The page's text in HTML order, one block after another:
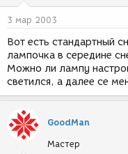
м
ы
д
а
и
я
3 мар 2003
Вот есть стандартный
лампочка в середине
Можно ли лампу
светился, а далее се
GoodMan
Мастер